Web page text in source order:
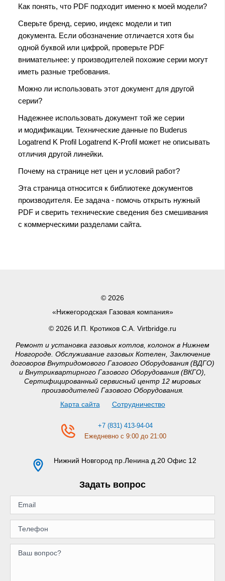
Как понять, что PDF подходит именно к моей модели?
Сверьте бренд, серию, индекс модели и тип
документа. Если обозначение отличается хотя бы
одной буквой или цифрой, проверьте PDF
внимательнее: у производителей похожие серии могут
иметь разные требования.
Можно ли использовать этот документ для другой
серии?
Надежнее использовать документ той же серии
и модификации. Технические данные по Buderus
Logatrend K Profil Logatrend K-Profil может не описывать
отличия другой линейки.
Почему на странице нет цен и условий работ?
Эта страница относится к библиотеке документов
производителя. Ее задача - помочь открыть нужный
PDF и сверить технические сведения без смешивания
с коммерческими разделами сайта.
© 2026
«Нижегородская Газовая компания»
© 2026 И.П. Кротиков С.А. Virtbridge.ru
Ремонт и установка газовых котлов, колонок в Нижнем
Новгороде. Обслуживание газовых Котелен, Заключение
договоров Внутридомового Газового Оборудования (ВДГО)
и Внутриквартирного Газового Оборудования (ВКГО),
Сертифицированный сервисный центр 12 мировых
производителей Газового Оборудования.
Карта сайта
Сотрудничество
+7 (831) 413-94-04
Ежедневно с 9:00 до 21:00
Нижний Новгород пр.Ленина д.20 Офис 12
Задать вопрос